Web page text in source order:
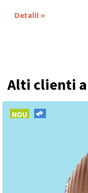
Detalii
Alti clienti
NOU